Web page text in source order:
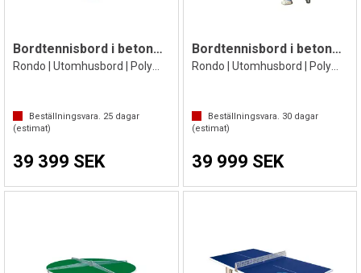
Bordtennisbord i betong | Runt 240 cm
Rondo | Utomhusbord | Polymerbetong Blå
Beställningsvara. 25 dagar
(estimat)
39 399 SEK
Bordtennisbord i betong | Runt 240 cm
Rondo | Utomhusbord | Polymerbetong Grå
Beställningsvara. 30dagar
(estimat)
39 999 SEK